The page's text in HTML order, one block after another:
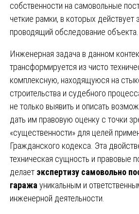
собственности на самовольные
четкие рамки, в которых действует
проводящий обследование объекта.
Инженерная задача в данном
трансформируется из чисто
комплексную, находящуюся на
строительства и судебного
не только выявить и описать
дать им правовую оценку с точки
«существенности» для целей
Гражданского кодекса. Эта
техническая сущность и правовые
делает экспертизу самовольно
гаражауникальным и
инженерной деятельности.